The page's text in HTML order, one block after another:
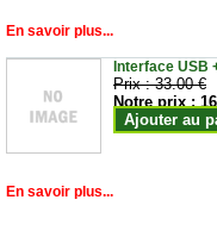
En savoir plus...
Interface USB
Prix :33.00 €
Notre prix :
Ajouter au
En savoir plus...